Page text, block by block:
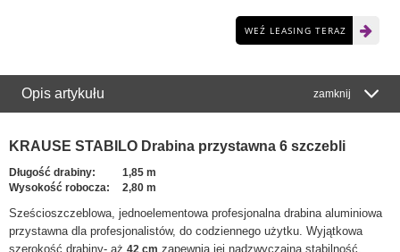
WEŹ LEASING TERAZ
Opis artykułu zamknij
KRAUSE STABILO Drabina przystawna 6 szczebli
Długość drabiny:
1,85 m
Wysokość robocza:
2,80 m
Sześcioszczeblowa, jednoelementowa profesjonalna drabina aluminiowa
przystawna dla profesjonalistów, do codziennego użytku. Wyjątkowa
szerokość drabiny- aż
zapewnia jej nadzwyczajną stabilność.